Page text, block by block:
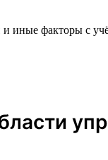
иные факторы с